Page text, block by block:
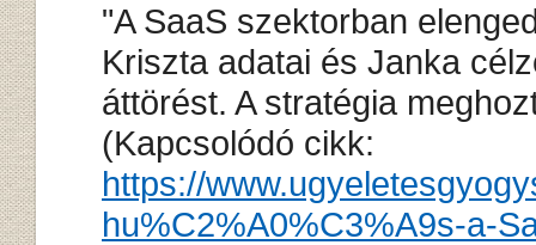
"A SaaS szektorban
Kriszta adatai és Janka
áttörést. A stratégia
(Kapcsolódó cikk:
https://
hu%C2%A0%C3%A9s-a-